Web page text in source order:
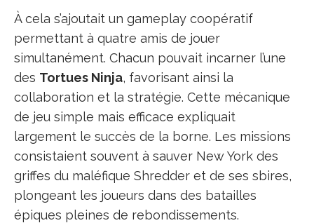
À cela s’ajoutait un gameplay coopératif
permettant à quatre amis de jouer
simultanément. Chacun pouvait incarner l’une
des Tortues Ninja, favorisant ainsi la
collaboration et la stratégie. Cette mécanique
de jeu simple mais efficace expliquait
largement le succès de la borne. Les missions
consistaient souvent à sauver New York des
griffes du maléfique Shredder et de ses sbires,
plongeant les joueurs dans des batailles
épiques pleines de rebondissements.